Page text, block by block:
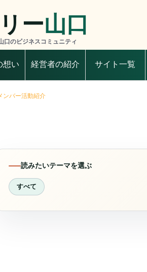
ー山口
口のビジネスコミュニティ
想い 経営者の紹介 サイト一覧
ンバー活動紹介
読みたいテーマを選ぶ
すべて